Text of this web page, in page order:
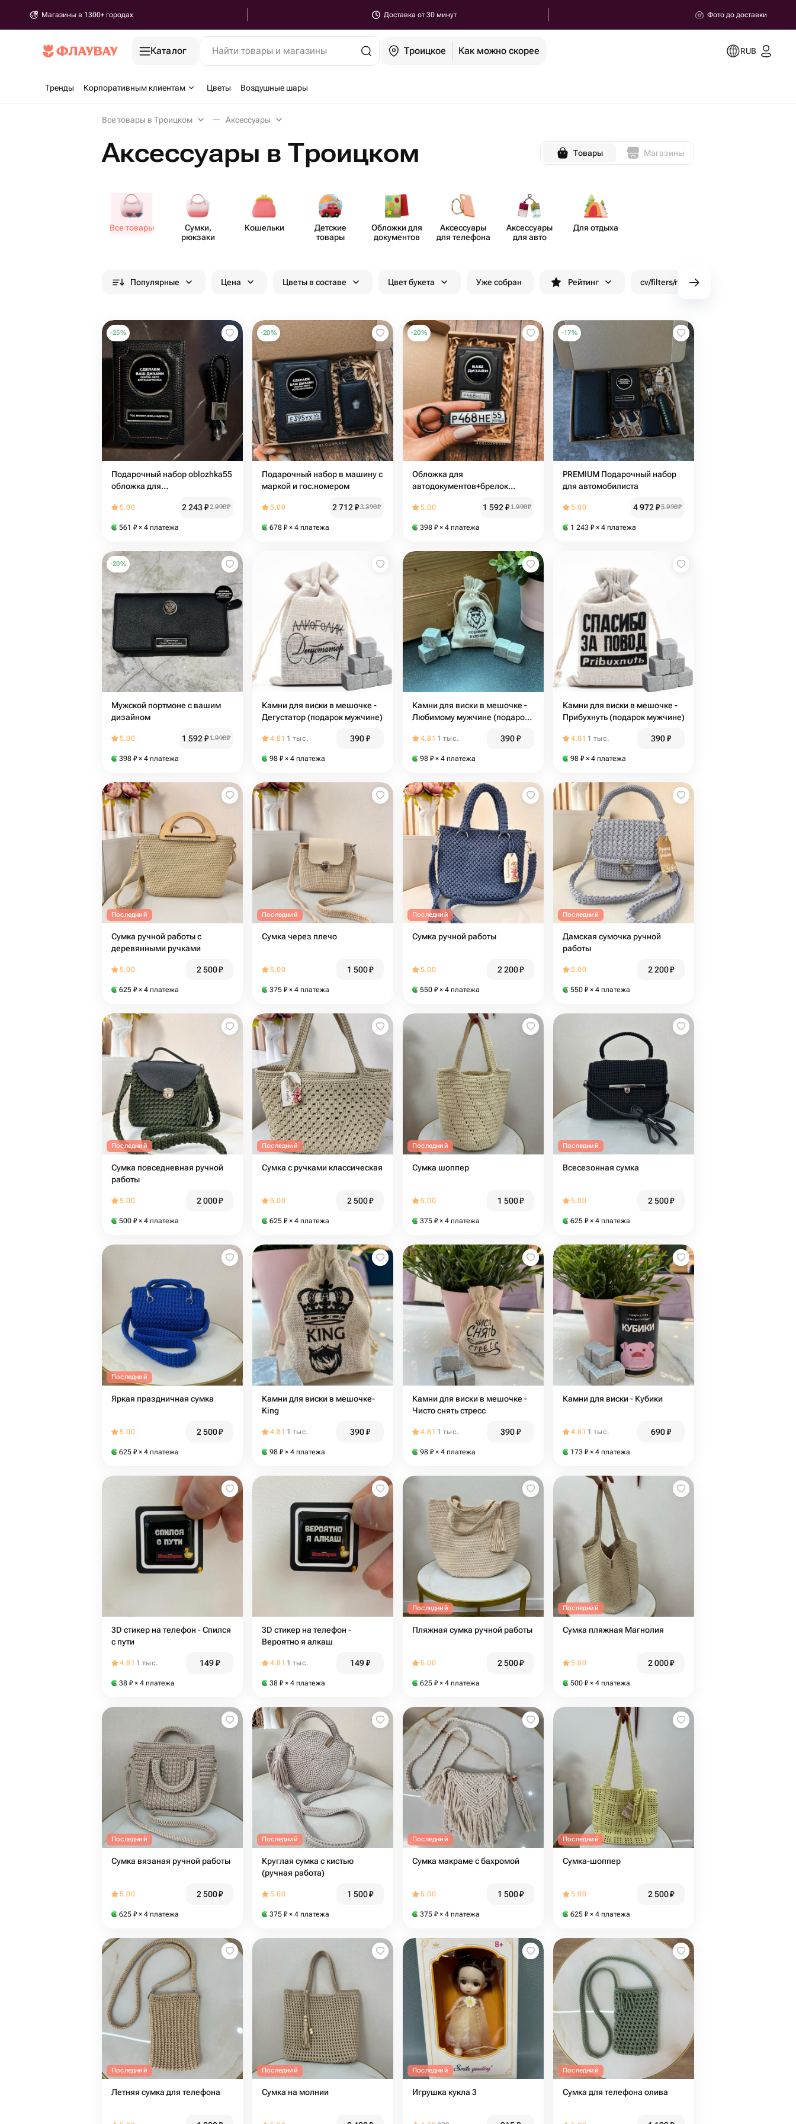
Магазины в 1300+ городах Доставка от 30 минут Фото до доставки
Каталог Найти товары и магазины Троицкое Как можно скорее RUB
Тренды Корпоративным клиентам Цветы Воздушные шары
Все товары в Троицком Аксессуары
Аксессуары в Троицком Товары Магазины
Все товары
Сумки,
рюкзаки
Кошельки
Детские
товары
Обложки для
доку​ментов
Аксе​ссуары
для телефона
Аксе​ссуары
для авто
Для отдыха
Популярные Цена Цветы в составе Цвет букета Уже собран Рейтинг cv/filters/name_fast_delivery
-25%
Подарочный набор oblozhka55
обложка для
логотипом авто
5.00 2 243₽2 990₽
561 ₽ × 4 платежа
-20%
Подарочный набор в машину с
маркой и гос.номером
5.00 2 712₽3 390₽
678 ₽ × 4 платежа
-20%
Обложка для
автодокументов+брелок
5.00 1 592₽1 990₽
398 ₽ × 4 платежа
-17%
PREMIUM Подарочный набор
для автомобилиста
5.00 4 972₽5 990₽
1 243 ₽ × 4 платежа
-20%
Мужской портмоне с вашим
дизайном
5.00 1 592₽1 990₽
398 ₽ × 4 платежа
Камни для виски в мешочке -
Дегустатор (подарок мужчине)
4.81 1 тыс. 390₽
98 ₽ × 4 платежа
Камни для виски в мешочке -
Любимому мужчине (подарок
4.81 1 тыс. 390₽
98 ₽ × 4 платежа
Камни для виски в мешочке -
Прибухнуть (подарок мужчине)
4.81 1 тыс. 390₽
98 ₽ × 4 платежа
Последний
Сумка ручной работы с
деревянными ручками
5.00 2 500₽
625 ₽ × 4 платежа
Последний
Сумка через плечо
5.00 1 500₽
375 ₽ × 4 платежа
Последний
Сумка ручной работы
5.00 2 200₽
550 ₽ × 4 платежа
Последний
Дамская сумочка ручной
работы
5.00 2 200₽
550 ₽ × 4 платежа
Последний
Сумка повседневная ручной
работы
5.00 2 000₽
500 ₽ × 4 платежа
Последний
Сумка с ручками классическая
5.00 2 500₽
625 ₽ × 4 платежа
Последний
Сумка шоппер
5.00 1 500₽
375 ₽ × 4 платежа
Последний
Всесезонная сумка
5.00 2 500₽
625 ₽ × 4 платежа
Последний
Яркая праздничная сумка
5.00 2 500₽
625 ₽ × 4 платежа
Камни для виски в мешочке-
King
4.81 1 тыс. 390₽
98 ₽ × 4 платежа
Камни для виски в мешочке -
Чисто снять стресс
4.81 1 тыс. 390₽
98 ₽ × 4 платежа
Камни для виски - Кубики
4.81 1 тыс. 690₽
173 ₽ × 4 платежа
3D стикер на телефон - Спился
с пути
4.81 1 тыс. 149₽
38 ₽ × 4 платежа
3D стикер на телефон -
Вероятно я алкаш
4.81 1 тыс. 149₽
38 ₽ × 4 платежа
Последний
Пляжная сумка ручной работы
5.00 2 500₽
625 ₽ × 4 платежа
Последний
Сумка пляжная Магнолия
5.00 2 000₽
500 ₽ × 4 платежа
Последний
Сумка вязаная ручной работы
5.00 2 500₽
625 ₽ × 4 платежа
Последний
Круглая сумка с кистью
(ручная работа)
5.00 1 500₽
375 ₽ × 4 платежа
Последний
Сумка макраме с бахромой
5.00 1 500₽
375 ₽ × 4 платежа
Последний
Сумка-шоппер
5.00 2 500₽
625 ₽ × 4 платежа
Последний
Летняя сумка для телефона
Последний
Сумка на молнии
Последний
Игрушка кукла 3
Последний
Сумка для телефона олива